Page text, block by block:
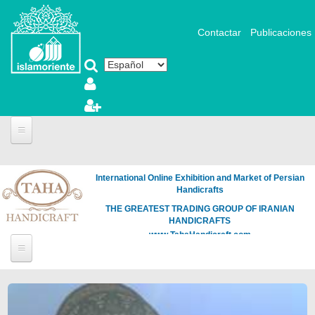
Pasar al contenido principal
Contactar Publicaciones
International Online Exhibition and Market of Persian
Handicrafts
THE GREATEST TRADING GROUP OF IRANIAN
HANDICRAFTS
www.TahaHandicraft.com
Páginas